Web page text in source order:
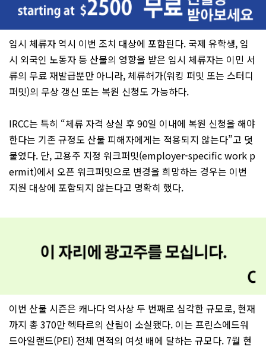
임시 체류자 역시 이번 조치 대상에 포함된다. 국제 유학생, 임
시 외국인 노동자 등 산불의 영향을 받은 임시 체류자는 이민 서
류의 무료 재발급뿐만 아니라, 체류허가(워킹 퍼밋 또는 스터디
퍼밋)의 무상 갱신 또는 복원 신청도 가능하다.
IRCC는 특히 “체류 자격 상실 후 90일 이내에 복원 신청을 해야
한다는 기존 규정도 산불 피해자에게는 적용되지 않는다”고 덧
붙였다. 단, 고용주 지정 워크퍼밋(employer-specific work p
ermit)에서 오픈 워크퍼밋으로 변경을 희망하는 경우는 이번
지원 대상에 포함되지 않는다고 명확히 했다.
이번 산불 시즌은 캐나다 역사상 두 번째로 심각한 규모로, 현재
까지 총 370만 헥타르의 산림이 소실됐다. 이는 프린스에드워
드아일랜드(PEI) 전체 면적의 여섯 배에 달하는 규모다. 7월 현